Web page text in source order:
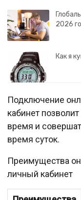
2026
Как я
Подключение
кабинет
время и
время суток.
Преимущества
личный кабинет